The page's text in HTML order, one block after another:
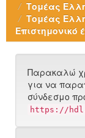
Τομέας
Τομέας
Επιστημονικό
Παρακαλώ
για να
σύνδεσμο
https://